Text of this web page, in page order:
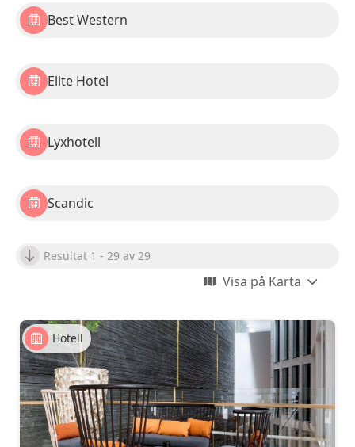
Best Western
Elite Hotel
Lyxhotell
Scandic
Resultat 1 - 29 av 29
Visa på Karta
Hotell